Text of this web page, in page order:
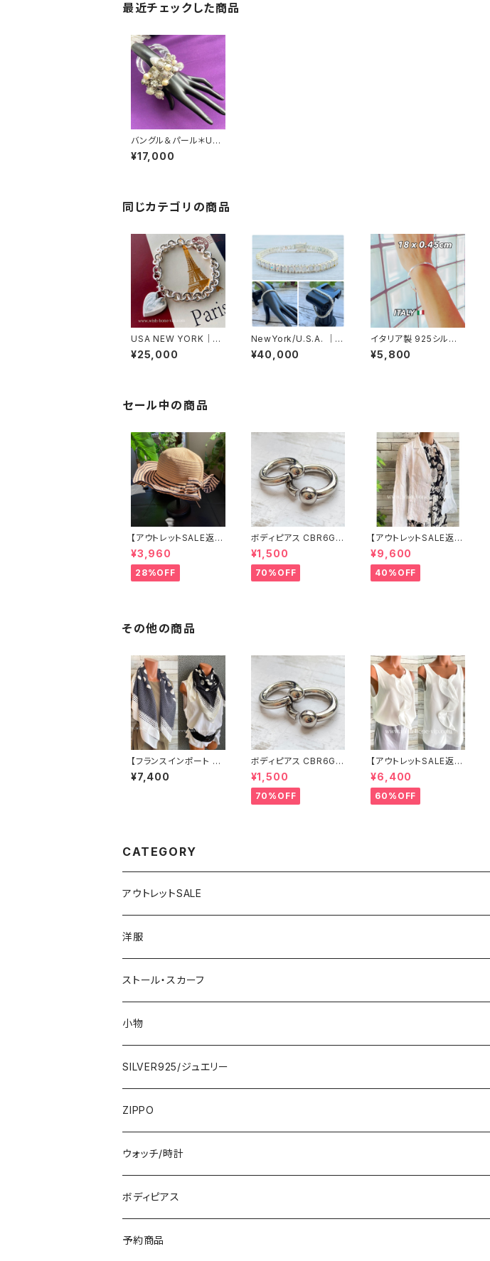
最近チェックした商品
バングル＆パール＊UK
イギリス/London｜大
ぶりブレスレット・ビジュ
¥17,000
同じカテゴリの商品
USA NEW YORK｜H
eart ハートチャーム Si
lver925 ブレスレット
¥25,000
NewYork/U.S.A. ｜C
Z＆Silver925ブレスレ
ット(H) キュービックジ
¥40,000
イタリア製 925シルバ
ーブレスレット 18cm4.
5mm幅 スネークブレス
¥5,800
セール中の商品
【アウトレットSALE返品
交換不可8/20まで】つ
ば広サマーハット・通気
性・軽量 ワイヤー入り
ハット ボーダー＆BIGリ
¥3,960
28%OFF
ボディピアス CBR6G
両耳2個セット 1ボール
ネジ式 簡単脱着 サー
ジカルステンレス NY直
輸入
¥1,500
70%OFF
【アウトレットSALE返品
交換不可8/20まで】イ
タリア製サマージャケッ
ト｜Made in ITALY｜
リネン麻 飾りエリ ジャ
¥9,600
40%OFF
その他の商品
【フランスインポート ド
ット・水玉 大判スカー
フ】90cmスクエア スカ
¥7,400
ボディピアス CBR6G
両耳2個セット 1ボール
ネジ式 簡単脱着 サー
ジカルステンレス NY直
輸入
¥1,500
70%OFF
【アウトレットSALE返品
交換不可8/20まで】イ
タリア製 CASADEILU
CA ITALY｜前フリル＆
BIGフリルトップス /ホワ
¥6,400
60%OFF
CATEGORY
アウトレットSALE
1000円
2000円
3000円
5000円
7000円
洋服
インポートワンピース
ロング・マキシ
ひざ・ミディ
トップス・カーディガン・アウター
カーディガン
イタリア製ジャケット
スカート・パンツ
ストール・スカーフ
大判ストール・ロングスカーフ
小さめスカーフ
コットンストール・スカーフ
冬物・マフラー
小物
SILVER925/ジュエリー
指輪・リング
ネックレス・ペンダントトップ
ピアス・イヤリング
ブレスレット・バングル
ZIPPO
ウォッチ/時計
ボディピアス
予約商品